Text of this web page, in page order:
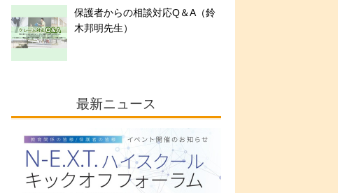
保護者からの相談対応Q＆A（鈴
木邦明先生）
最新ニュース